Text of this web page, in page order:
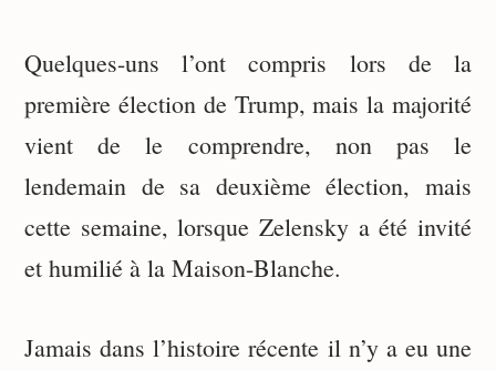
Quelques-uns l’ont compris lors de la
première élection de Trump, mais la majorité
vient de le comprendre, non pas le
lendemain de sa deuxième élection, mais
cette semaine, lorsque Zelensky a été invité
et humilié à la Maison-Blanche.
Jamais dans l’histoire récente il n’y a eu une